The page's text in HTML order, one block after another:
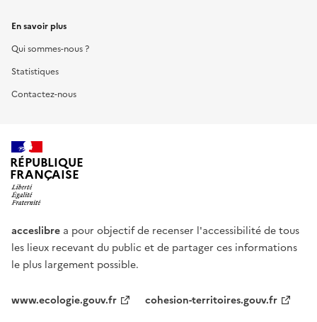
En savoir plus
Qui sommes-nous ?
Statistiques
Contactez-nous
RÉPUBLIQUE
FRANÇAISE
acceslibre a pour objectif de recenser l'accessibilité de tous
les lieux recevant du public et de partager ces informations
le plus largement possible.
www.ecologie.gouv.fr
cohesion-territoires.gouv.fr